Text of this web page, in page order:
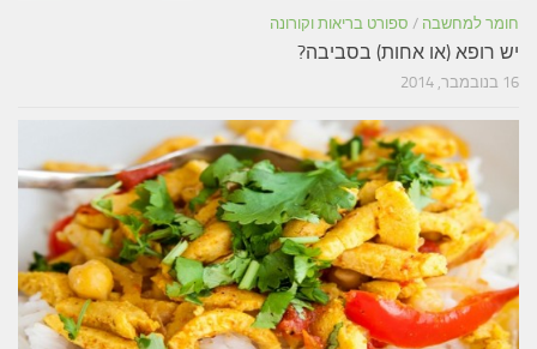
חומר למחשבה / ספורט בריאות וקורונה
יש רופא (או אחות) בסביבה?
16 בנובמבר, 2014